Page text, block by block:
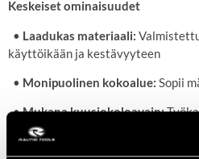
Keskeiset ominaisuudet
• Laadukas materiaali:
käyttöikään ja kestävyyteen
• Monipuolinen kokoalue: Sopii
•Mukana kuusiokoloavain:
•Helppo käyttää:
Suunniteltu